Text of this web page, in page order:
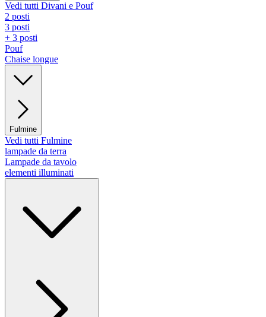
Vedi tutti Divani e Pouf
2 posti
3 posti
+ 3 posti
Pouf
Chaise longue
Fulmine
Vedi tutti Fulmine
lampade da terra
Lampade da tavolo
elementi illuminati